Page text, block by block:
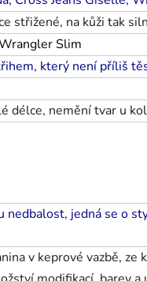
střižené, na kůži tak
Slim
který není příliš
délce, nemění tvar u
nedbalost, jedná se o
v keprové vazbě,